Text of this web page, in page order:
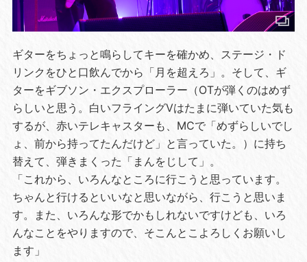
ギターをちょっと鳴らしてキーを確かめ、ステージ・ド
リンクをひと口飲んでから「月を超えろ」。そして、ギ
ターをギブソン・エクスプローラー（OTが弾くのはめず
らしいと思う。白いフライングVはたまに弾いていた気も
するが、赤いテレキャスターも、MCで「めずらしいでし
ょ、前から持ってたんだけど」と言っていた。）に持ち
替えて、弾きまくった「まんをじして」。
「これから、いろんなところに行こうと思っています。
ちゃんと行けるといいなと思いながら、行こうと思いま
す。また、いろんな形でかもしれないですけども、いろ
んなことをやりますので、そこんとこよろしくお願いし
ます」